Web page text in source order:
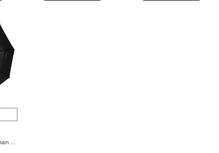
Зонт мужской U554 Arman автомат ручка гольф